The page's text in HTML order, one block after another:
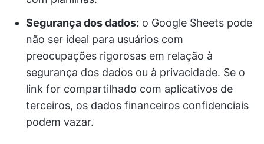
Segurança dos dados: o Google Sheets pode
não ser ideal para usuários com
preocupações rigorosas em relação à
segurança dos dados ou à privacidade. Se o
link for compartilhado com aplicativos de
terceiros, os dados financeiros confidenciais
podem vazar.